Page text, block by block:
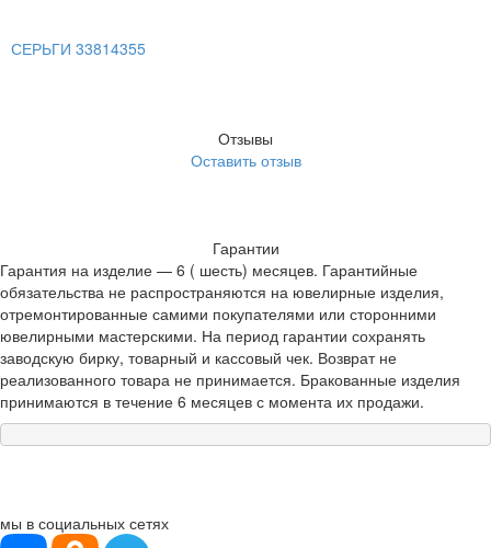
СЕРЬГИ 33814355
Отзывы
Оставить отзыв
Гарантии
Гарантия на изделие — 6 ( шесть) месяцев. Гарантийные
обязательства не распространяются на ювелирные изделия,
отремонтированные самими покупателями или сторонними
ювелирными мастерскими. На период гарантии сохранять
заводскую бирку, товарный и кассовый чек. Возврат не
реализованного товара не принимается. Бракованные изделия
принимаются в течение 6 месяцев с момента их продажи.
мы в социальных сетях